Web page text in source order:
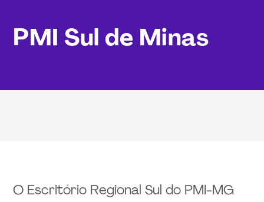
PMI Sul de Minas
O Escritório Regional Sul do PMI-MG